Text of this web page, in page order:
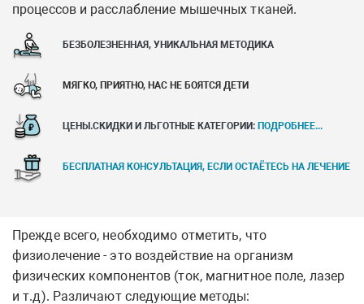
процессов и расслабление мышечных тканей.
БЕЗБОЛЕЗНЕННАЯ, УНИКАЛЬНАЯ МЕТОДИКА
МЯГКО, ПРИЯТНО, НАС НЕ БОЯТСЯ ДЕТИ
ЦЕНЫ.СКИДКИ И ЛЬГОТНЫЕ КАТЕГОРИИ: ПОДРОБНЕЕ...
БЕСПЛАТНАЯ КОНСУЛЬТАЦИЯ, ЕСЛИ ОСТАЁТЕСЬ НА ЛЕЧЕНИЕ
Прежде всего, необходимо отметить, что
физиолечение - это воздействие на организм
физических компонентов (ток, магнитное поле, лазер
и т.д). Различают следующие методы: